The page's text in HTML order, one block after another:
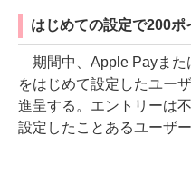
はじめての設定で200ポ
期間中、Apple Payまた
をはじめて設定したユー
進呈する。エントリーは
設定したことあるユーザ